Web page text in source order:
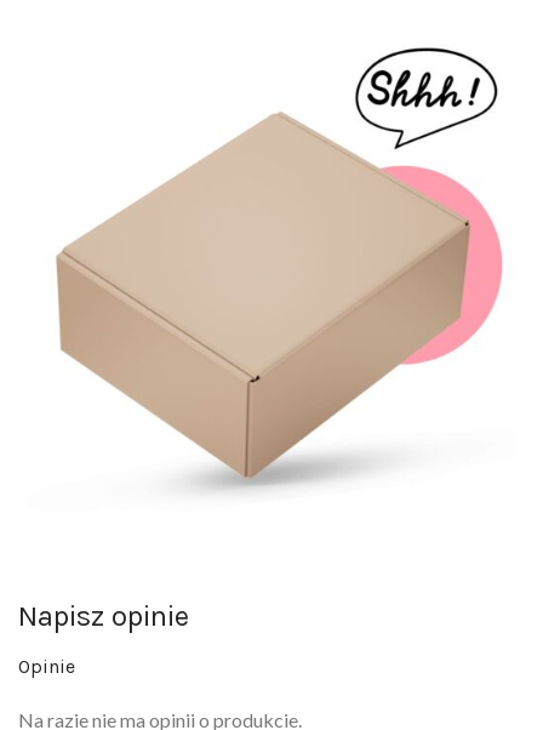
Napisz opinie
Opinie
Na razie nie ma opinii o produkcie.